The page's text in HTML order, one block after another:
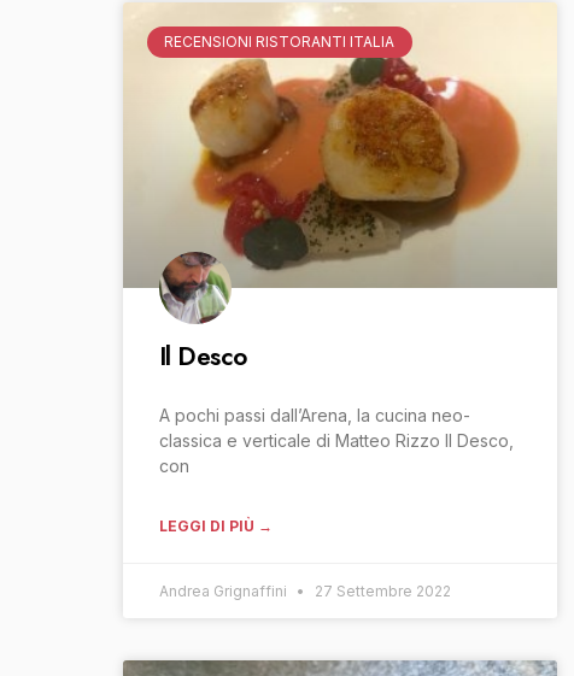
RECENSIONI RISTORANTI ITALIA
Il Desco
A pochi passi dall’Arena, la cucina neo-
classica e verticale di Matteo Rizzo Il Desco,
con
LEGGI DI PIÙ →
Andrea Grignaffini 27 Settembre 2022